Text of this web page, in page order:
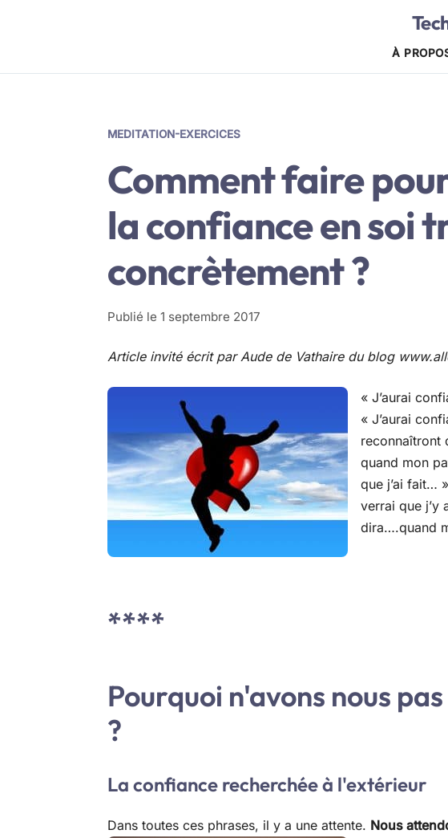
À
MEDITATION-EXERCICES
Comment faire
la confiance en soi
concrètement ?
Publié le 1 septembre 2017
Article invité écrit par Aude de Vathaire du blog
« J’aurai
« J’aurai
reconnaîtront
quand mon
que j’ai fait…
verrai que j’y
dira….quand
****
Pourquoi n'avons nous
?
La confiance recherchée à l'extérieur
Dans toutes ces phrases, il y a une attente. Nous